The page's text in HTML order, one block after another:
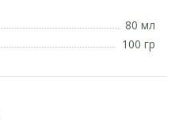
80 мл
100 гр